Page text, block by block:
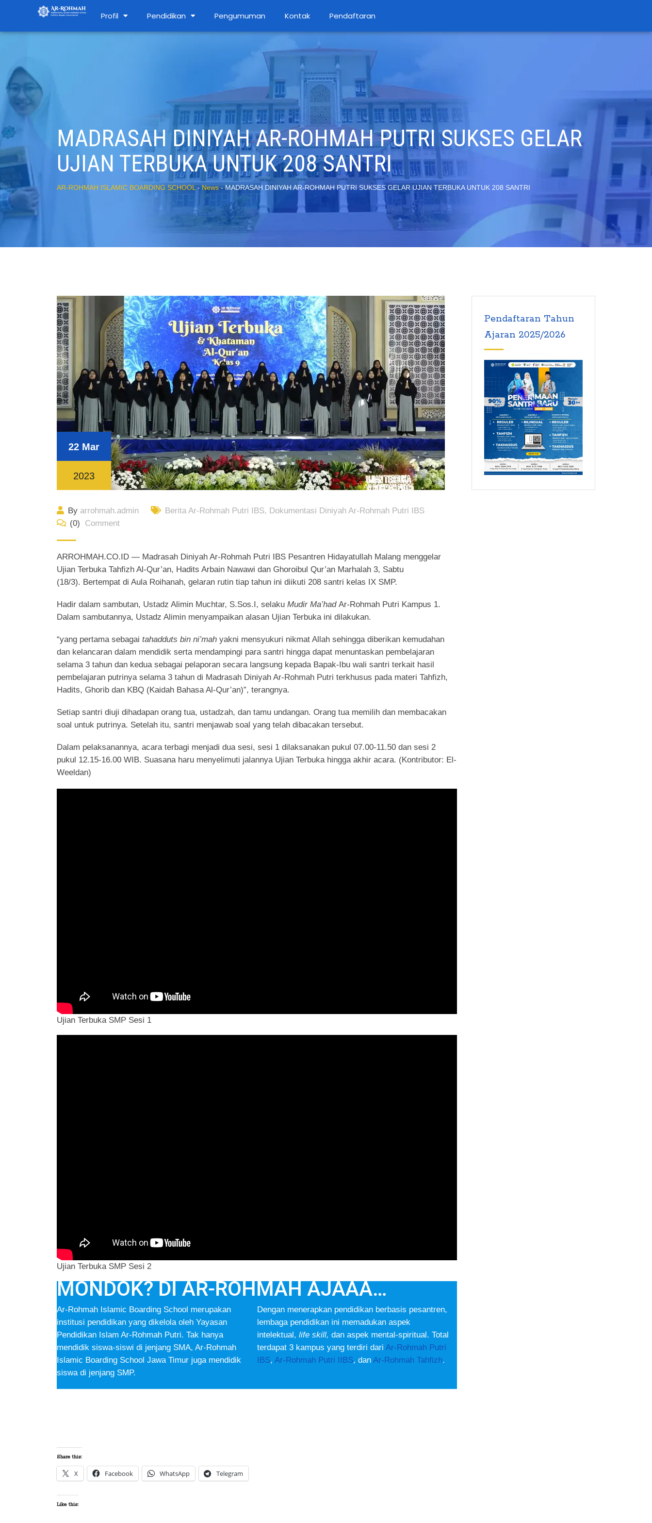
Profil Pendidikan Pengumuman Kontak Pendaftaran
MADRASAH DINIYAH AR-ROHMAH PUTRI SUKSES GELAR
UJIAN TERBUKA UNTUK 208 SANTRI
AR-ROHMAH ISLAMIC BOARDING SCHOOL-News-MADRASAH DINIYAH AR-ROHMAH PUTRI SUKSES GELAR UJIAN TERBUKA UNTUK 208 SANTRI
22 Mar
2023
By arrohmah.admin Berita Ar-Rohmah Putri IBS, Dokumentasi Diniyah Ar-Rohmah Putri IBS
(0)
Comment
ARROHMAH.CO.ID — Madrasah Diniyah Ar-Rohmah Putri IBS Pesantren Hidayatullah Malang menggelar
Ujian Terbuka Tahfizh Al-Qur’an, Hadits Arbain Nawawi dan Ghoroibul Qur’an Marhalah 3, Sabtu
(18/3). Bertempat di Aula Roihanah, gelaran rutin tiap tahun ini diikuti 208 santri kelas IX SMP.
Hadir dalam sambutan, Ustadz Alimin Muchtar, S.Sos.I, selaku Mudir Ma’hadAr-Rohmah Putri Kampus 1.
Dalam sambutannya, Ustadz Alimin menyampaikan alasan Ujian Terbuka ini dilakukan.
“yang pertama sebagai tahadduts bin ni’mah yakni mensyukuri nikmat Allah sehingga diberikan kemudahan
dan kelancaran dalam mendidik serta mendampingi para santri hingga dapat menuntaskan pembelajaran
selama 3 tahun dan kedua sebagai pelaporan secara langsung kepada Bapak-Ibu wali santri terkait hasil
pembelajaran putrinya selama 3 tahun di Madrasah Diniyah Ar-Rohmah Putri terkhusus pada materi Tahfizh,
Hadits, Ghorib dan KBQ (Kaidah Bahasa Al-Qur’an)”, terangnya.
Setiap santri diuji dihadapan orang tua, ustadzah, dan tamu undangan. Orang tua memilih dan membacakan
soal untuk putrinya. Setelah itu, santri menjawab soal yang telah dibacakan tersebut.
Dalam pelaksanannya, acara terbagi menjadi dua sesi, sesi 1 dilaksanakan pukul 07.00-11.50 dan sesi 2
pukul 12.15-16.00 WIB. Suasana haru menyelimuti jalannya Ujian Terbuka hingga akhir acara. (Kontributor: El-
Weeldan)
Ujian Terbuka SMP Sesi 1
Ujian Terbuka SMP Sesi 2
MONDOK? DI AR-ROHMAH AJAAA…
Ar-Rohmah Islamic Boarding School merupakan
institusi pendidikan yang dikelola oleh Yayasan
Pendidikan Islam Ar-Rohmah Putri. Tak hanya
mendidik siswa-siswi di jenjang SMA, Ar-Rohmah
Islamic Boarding School Jawa Timur juga mendidik
siswa di jenjang SMP.
Dengan menerapkan pendidikan berbasis pesantren,
lembaga pendidikan ini memadukan aspek
intelektual, life skill, dan aspek mental-spiritual. Total
terdapat 3 kampus yang terdiri dari Ar-Rohmah Putri
IBS, Ar-Rohmah Putri IIBS, dan Ar-Rohmah Tahfizh.
Share this:
X Facebook WhatsApp Telegram
Like this:
Pendaftaran Tahun
Ajaran 2025/2026